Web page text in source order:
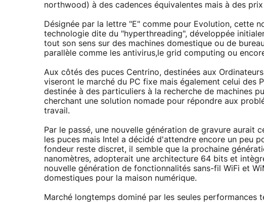
northwood) à des cadences équivalentes mais à des
Désignée par la lettre "E" comme pour Evolution, cette
technologie dite du "hyperthreading", développée
tout son sens sur des machines domestique ou de
parallèle comme les antivirus,le grid computing ou
Aux côtés des puces Centrino, destinées aux
viseront le marché du PC fixe mais également celui des
destinée à des particuliers à la recherche de machines
cherchant une solution nomade pour répondre aux
travail.
Par le passé, une nouvelle génération de gravure aurait
les puces mais Intel a décidé d'attendre encore un peu
fondeur reste discret, il semble que la prochaine
nanomètres, adopterait une architecture 64 bits et
nouvelle génération de fonctionnalités sans-fil WiFi et
domestiques pour la maison numérique.
Marché longtemps dominé par les seules